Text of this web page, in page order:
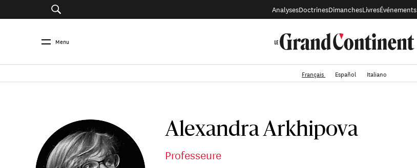
AnalysesDoctrinesDimanchesLivresÉvénements
Menu
Français Español Italiano
Alexandra Arkhipova
Professeure